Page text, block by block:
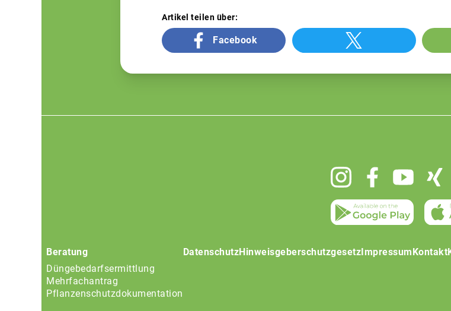
Artikel teilen über:
Facebook
Beratung
Düngebedarfsermittlung
Mehrfachantrag
Pflanzenschutzdokumentation
DatenschutzHinweisgeberschutzgesetzImpressumKontakt